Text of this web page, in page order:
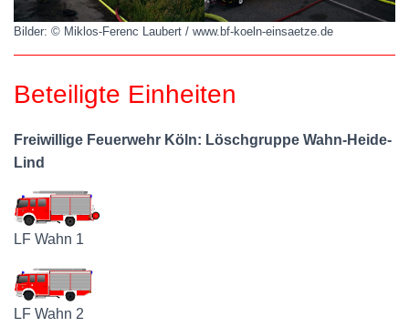
Bilder: © Miklos-Ferenc Laubert / www.bf-koeln-einsaetze.de
Beteiligte Einheiten
Freiwillige Feuerwehr Köln: Löschgruppe Wahn-Heide-
Lind
LF Wahn 1
LF Wahn 2